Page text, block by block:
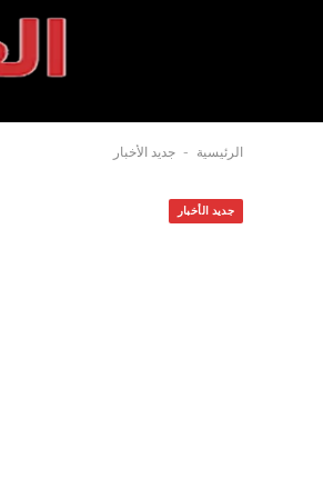
الرئيسية - جديد الأخبار
جديد الأخبار